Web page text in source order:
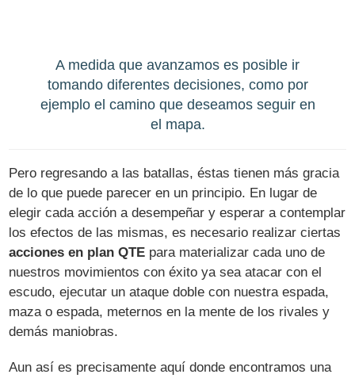
A medida que avanzamos es posible ir
tomando diferentes decisiones, como por
ejemplo el camino que deseamos seguir en
el mapa.
Pero regresando a las batallas, éstas tienen más gracia
de lo que puede parecer en un principio. En lugar de
elegir cada acción a desempeñar y esperar a contemplar
los efectos de las mismas, es necesario realizar ciertas
acciones en plan QTE para materializar cada uno de
nuestros movimientos con éxito ya sea atacar con el
escudo, ejecutar un ataque doble con nuestra espada,
maza o espada, meternos en la mente de los rivales y
demás maniobras.
Aun así es precisamente aquí donde encontramos una